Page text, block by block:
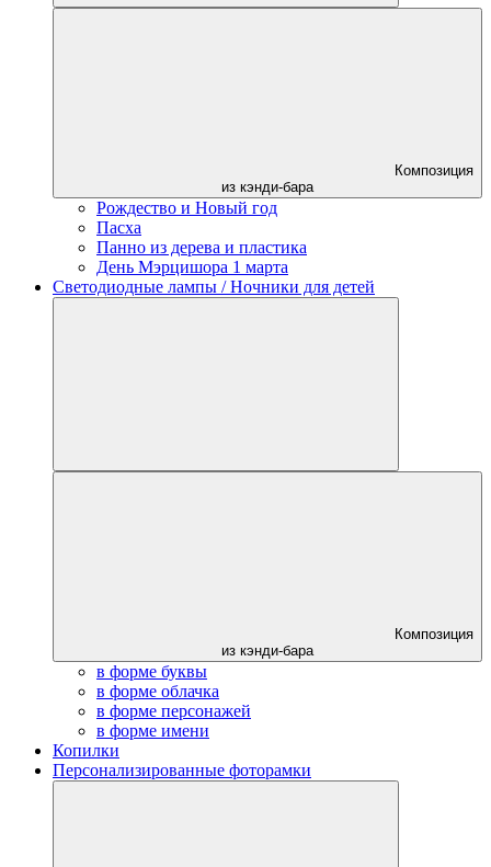
Композиция
из кэнди-бара
Рождество и Новый год
Пасха
Панно из дерева и пластика
День Мэрцишора 1 марта
Светодиодные лампы / Ночники для детей
Композиция
из кэнди-бара
в форме буквы
в форме облачка
в форме персонажей
в форме имени
Копилки
Персонализированные фоторамки